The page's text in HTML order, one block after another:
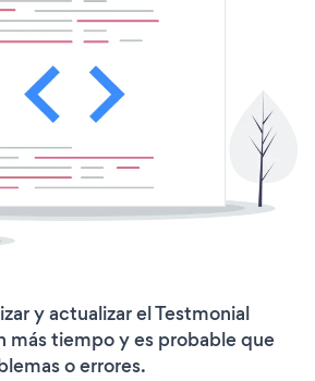
y actualizar el Testmonial
más tiempo y es probable que
o errores.